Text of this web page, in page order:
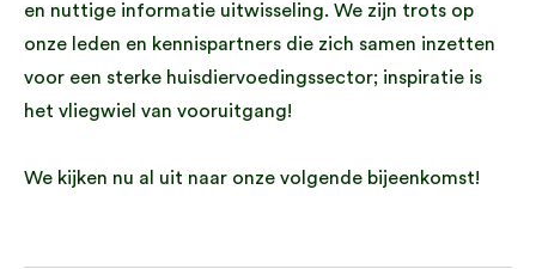
en nuttige informatie uitwisseling. We zijn trots op
onze leden en kennispartners die zich samen inzetten
voor een sterke huisdiervoedingssector; inspiratie is
het vliegwiel van vooruitgang!
We kijken nu al uit naar onze volgende bijeenkomst!